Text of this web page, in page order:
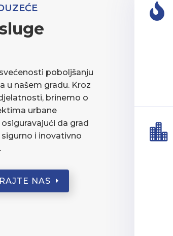
poboljšanju
u našem gradu. Kroz
brinemo o
urbane
da grad
i inovativno
NAS

